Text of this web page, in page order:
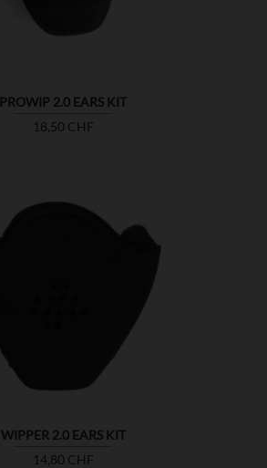
PROWIP 2.0 EARS KIT
Prix
18,50 CHF
WIPPER 2.0 EARS KIT
Prix
14,80 CHF